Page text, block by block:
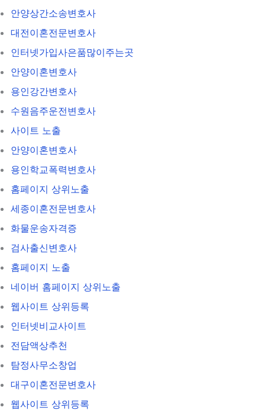
안양상간소송변호사
대전이혼전문변호사
인터넷가입사은품많이주는곳
안양이혼변호사
용인강간변호사
수원음주운전변호사
사이트 노출
안양이혼변호사
용인학교폭력변호사
홈페이지 상위노출
세종이혼전문변호사
화물운송자격증
검사출신변호사
홈페이지 노출
네이버 홈페이지 상위노출
웹사이트 상위등록
인터넷비교사이트
전담액상추천
탐정사무소창업
대구이혼전문변호사
웹사이트 상위등록